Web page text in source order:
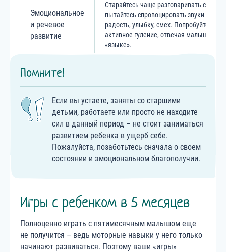
Эмоциональное
и речевое
развитие
Старайтесь чаще разговаривать с
пытайтесь спровоцировать звуки в
радость, улыбку, смех. Попробуйте
активное гуление, отвечая малышу на
«языке».
Помните!
Если вы устаете, заняты со старшими
детьми, работаете или просто не находите
сил в данный период – не стоит заниматься
развитием ребенка в ущерб себе.
Пожалуйста, позаботьтесь сначала о своем
состоянии и эмоциональном благополучии.
Игры с ребенком в 5 месяцев
Полноценно играть с пятимесячным малышом еще
не получится – ведь моторные навыки у него только
начинают развиваться. Поэтому ваши «игры»